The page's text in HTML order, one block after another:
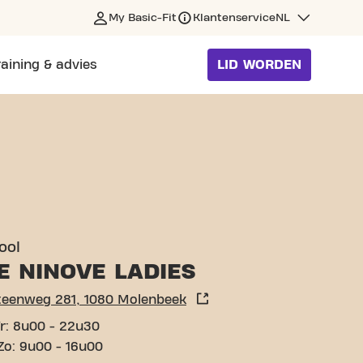
My Basic-Fit KlantenserviceNL
& advies LID WORDEN
NINOVE LADIES
Ninoofsesteenweg 281, 1080 Molenbeek
8u00 - 22u30
9u00 - 16u00